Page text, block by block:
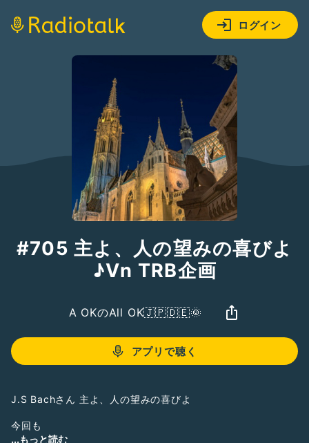
ログイン
#705 主よ、人の望みの喜びよ
♪Vn TRB企画
A OKのAll OK🇯🇵🇩🇪🌞
アプリで聴く
J.S Bachさん 主よ、人の望みの喜びよ
今回も
マメフェスで弾いた曲♪
...もっと読む